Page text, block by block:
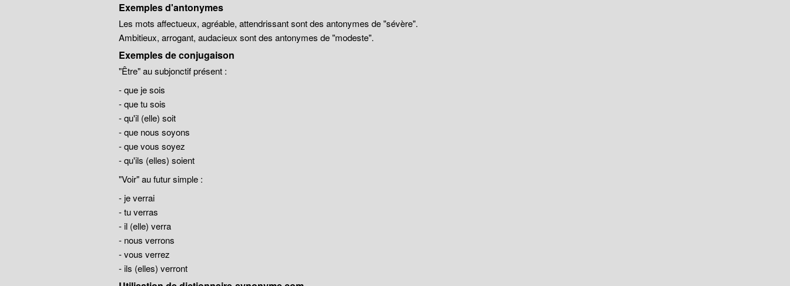
Exemples d'antonymes
Les mots affectueux, agréable, attendrissant sont des antonymes de "sévère".
Ambitieux, arrogant, audacieux sont des antonymes de "modeste".
Exemples de conjugaison
"Être" au subjonctif présent :
- que je sois
- que tu sois
- qu'il (elle) soit
- que nous soyons
- que vous soyez
- qu'ils (elles) soient
"Voir" au futur simple :
- je verrai
- tu verras
- il (elle) verra
- nous verrons
- vous verrez
- ils (elles) verront